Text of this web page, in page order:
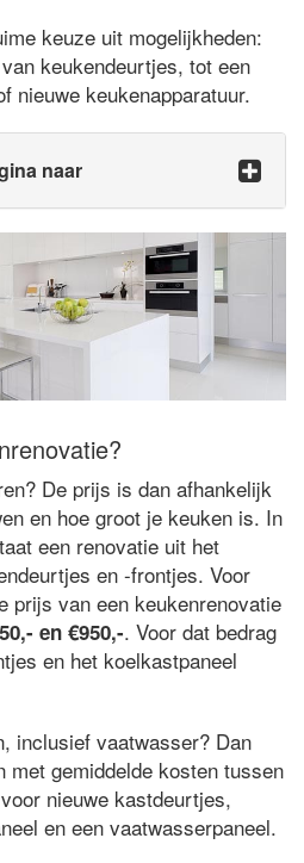
keuze uit mogelijkheden:
keukendeurtjes, tot een
nieuwe keukenapparatuur.
naar
De prijs is dan afhankelijk
en hoe groot je keuken is. In
een renovatie uit het
en -frontjes. Voor
prijs van een keukenrenovatie
en €950,-. Voor dat bedrag
en het koelkastpaneel
inclusief vaatwasser? Dan
met gemiddelde kosten tussen
voor nieuwe kastdeurtjes,
en een vaatwasserpaneel.